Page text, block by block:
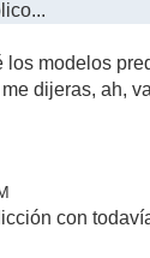
modelos
dijeras, ah,
con